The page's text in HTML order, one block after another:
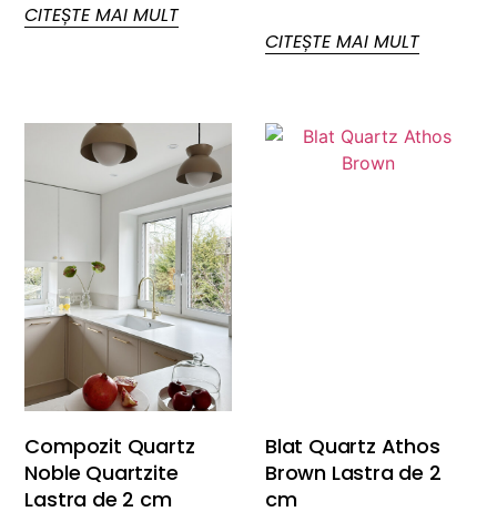
CITEȘTE MAI MULT
CITEȘTE MAI MULT
Compozit Quartz
Noble Quartzite
Lastra de 2 cm
Blat Quartz Athos
Brown Lastra de 2
cm